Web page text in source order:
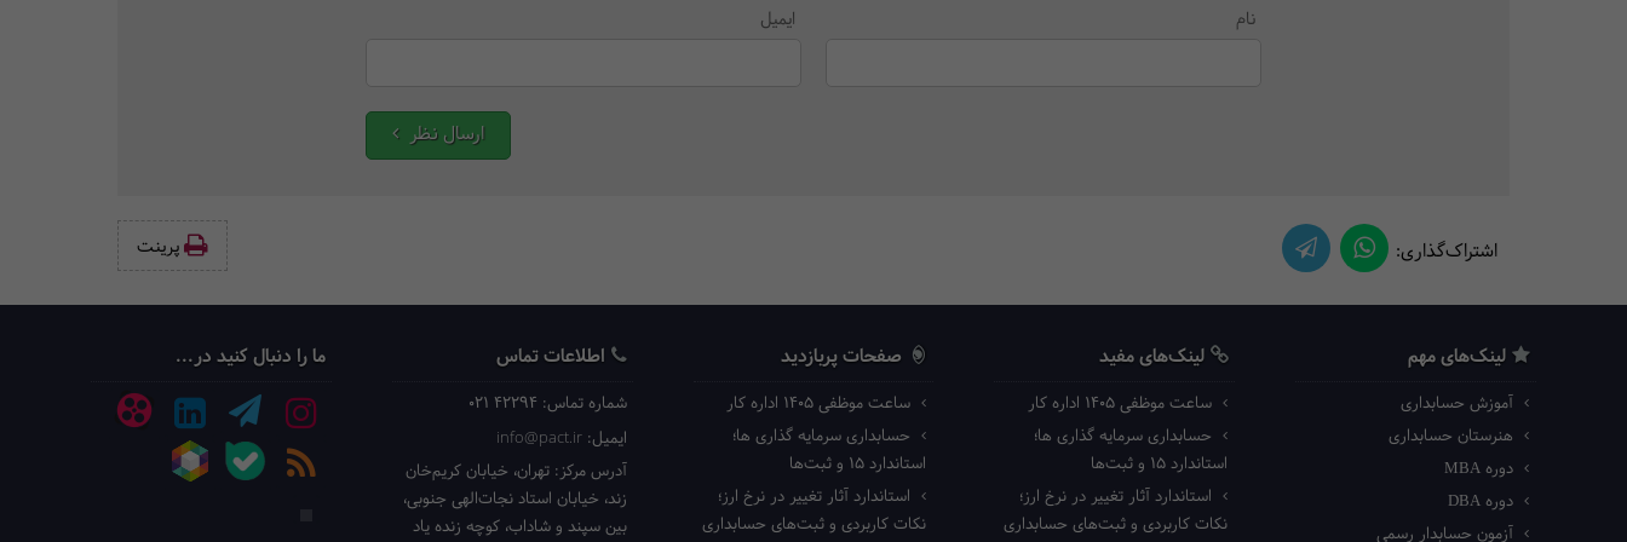
نام ایمیل
ارسال نظر
اشتراک‌گذاری: پرینت‌
لینک‌های مهم
آموزش حسابداری
هنرستان حسابداری
دوره MBA
دوره DBA
آزمون حسابدار رسمی
لینک‌های مفید
ساعت موظفی ۱۴۰۵ اداره کار
حسابداری سرمایه گذاری ها؛
استاندارد ۱۵ و ثبت‌ها
استاندارد آثار تغییر در نرخ ارز؛
نکات کاربردی و ثبت‌های حسابداری
صفحات پربازدید
ساعت موظفی ۱۴۰۵ اداره کار
حسابداری سرمایه گذاری ها؛
استاندارد ۱۵ و ثبت‌ها
استاندارد آثار تغییر در نرخ ارز؛
نکات کاربردی و ثبت‌های حسابداری
اطلاعات تماس
شماره تماس: 021 42294
ایمیل:info@pact.ir
آدرس مرکز:تهران، خیابان کریم‌خان
زند، خیابان استاد نجات‌الهی جنوبی،
بین سپند و شاداب، کوچه زنده یاد
ما را دنبال کنید در...